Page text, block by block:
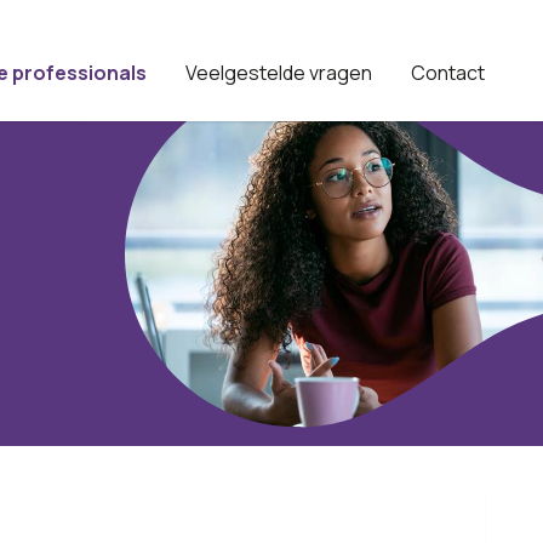
professionals Veelgestelde vragen Contact